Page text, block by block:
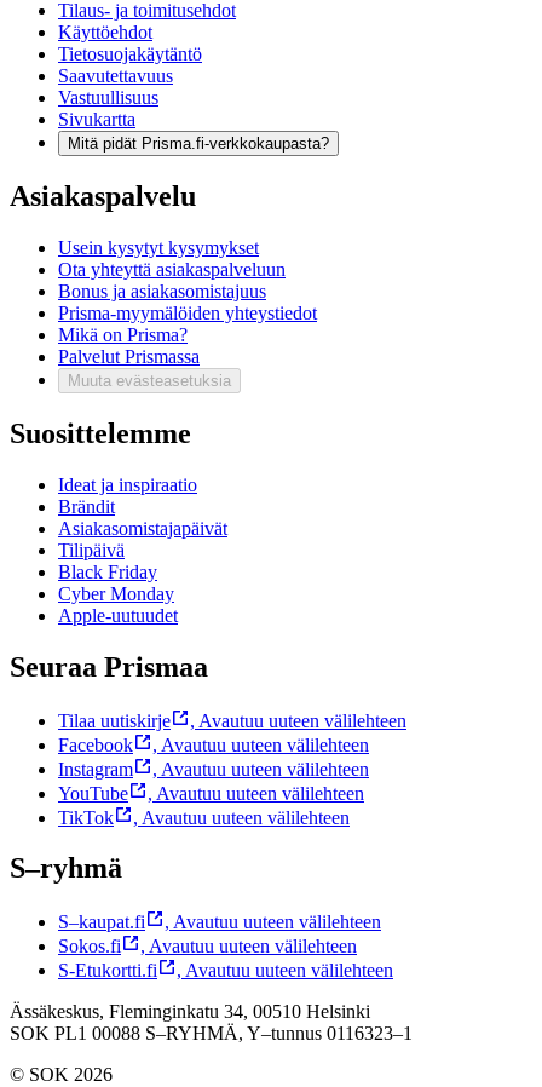
Tilaus- ja toimitusehdot
Käyttöehdot
Tietosuojakäytäntö
Saavutettavuus
Vastuullisuus
Sivukartta
Mitä pidät Prisma.fi-verkkokaupasta?
Asiakaspalvelu
Usein kysytyt kysymykset
Ota yhteyttä asiakaspalveluun
Bonus ja asiakasomistajuus
Prisma-myymälöiden yhteystiedot
Mikä on Prisma?
Palvelut Prismassa
Muuta evästeasetuksia
Suosittelemme
Ideat ja inspiraatio
Brändit
Asiakasomistajapäivät
Tilipäivä
Black Friday
Cyber Monday
Apple-uutuudet
Seuraa Prismaa
Tilaa uutiskirje , Avautuu uuteen välilehteen
Facebook
, Avautuu uuteen välilehteen
Instagram
, Avautuu uuteen välilehteen
YouTube
, Avautuu uuteen välilehteen
TikTok
, Avautuu uuteen välilehteen
S–ryhmä
S–kaupat.fi , Avautuu uuteen välilehteen
Sokos.fi
, Avautuu uuteen välilehteen
S-Etukortti.fi
, Avautuu uuteen välilehteen
Ässäkeskus, Fleminginkatu 34, 00510 Helsinki
SOK PL1 00088 S–RYHMÄ, Y–tunnus 0116323–1
© SOK 2026